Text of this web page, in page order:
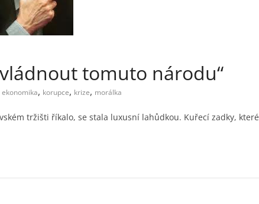
tomuto národu“
ekonomika, korupce, krize, morálka
tržišti říkalo, se stala luxusní lahůdkou. Kuřecí zadky, které